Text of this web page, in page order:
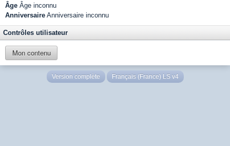
Âge Âge inconnu
Anniversaire Anniversaire inconnu
Contrôles utilisateur
Mon contenu
Version complète Français (France) LS v4